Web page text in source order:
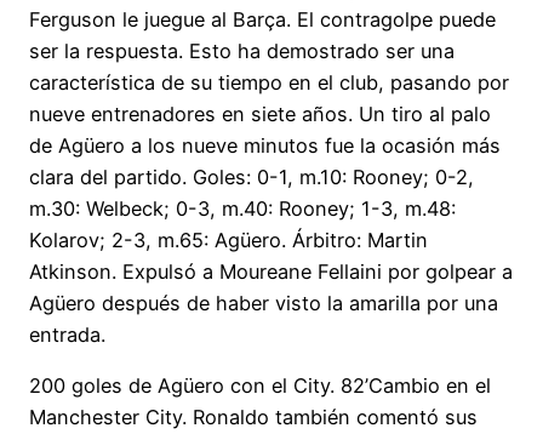
Ferguson le juegue al Barça. El contragolpe puede
ser la respuesta. Esto ha demostrado ser una
característica de su tiempo en el club, pasando por
nueve entrenadores en siete años. Un tiro al palo
de Agüero a los nueve minutos fue la ocasión más
clara del partido. Goles: 0-1, m.10: Rooney; 0-2,
m.30: Welbeck; 0-3, m.40: Rooney; 1-3, m.48:
Kolarov; 2-3, m.65: Agüero. Árbitro: Martin
Atkinson. Expulsó a Moureane Fellaini por golpear a
Agüero después de haber visto la amarilla por una
entrada.
200 goles de Agüero con el City. 82’Cambio en el
Manchester City. Ronaldo también comentó sus